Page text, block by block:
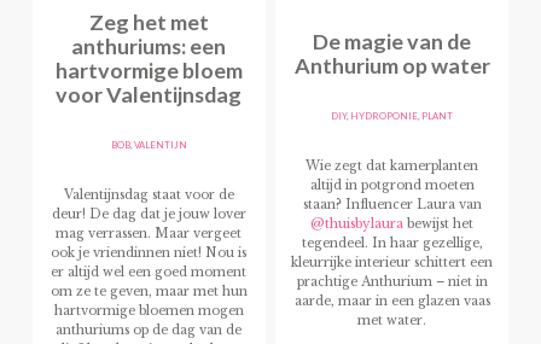
Zeg het met
anthuriums: een
hartvormige bloem
voor Valentijnsdag
BOB, VALENTIJN
Valentijnsdag staat voor de
deur! De dag dat je jouw lover
mag verrassen. Maar vergeet
ook je vriendinnen niet! Nou is
er altijd wel een goed moment
om ze te geven, maar met hun
hartvormige bloemen mogen
anthuriums op de dag van de
De magie van de
Anthurium op water
DIY, HYDROPONIE PLANT
Wie zegt dat kamerplanten
altijd in potgrond moeten
staan? Influencer Laura van
@thuisbylaura bewijst het
tegendeel. In haar gezellige,
kleurrijke interieur schittert een
prachtige Anthurium – niet in
aarde, maar in een glazen vaas
met water.